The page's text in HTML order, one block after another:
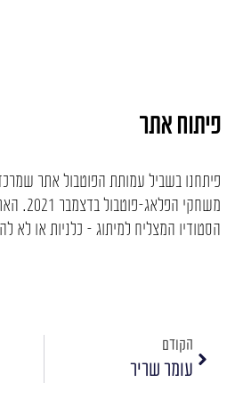
פיתוח אתר
פיתחנו בשביל עמותת הפוטבול אתר
משחקי
הסטודיו המצליח למיתוג - כלניות או לא
הקודם
עומר שריר